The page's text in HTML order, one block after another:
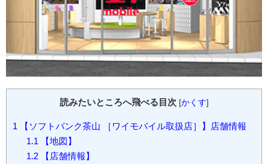
読みたいところへ飛べる目次 [かくす]
1 【ソフトバンク茶山 ［ワイモバイル取扱店］】店舗情報
1.1【地図】
1.2【店舗情報】